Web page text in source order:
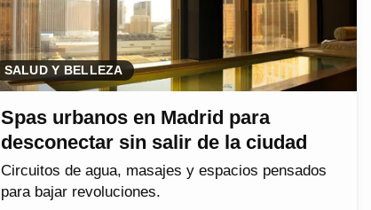
SALUD Y BELLEZA
Spas urbanos en Madrid para
desconectar sin salir de la ciudad
Circuitos de agua, masajes y espacios pensados
para bajar revoluciones.